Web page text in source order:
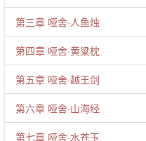
第三章 哑舍·人鱼烛
第四章 哑舍·黄粱枕
第五章 哑舍·越王剑
第六章 哑舍·山海经
第七章 哑舍·水苍玉